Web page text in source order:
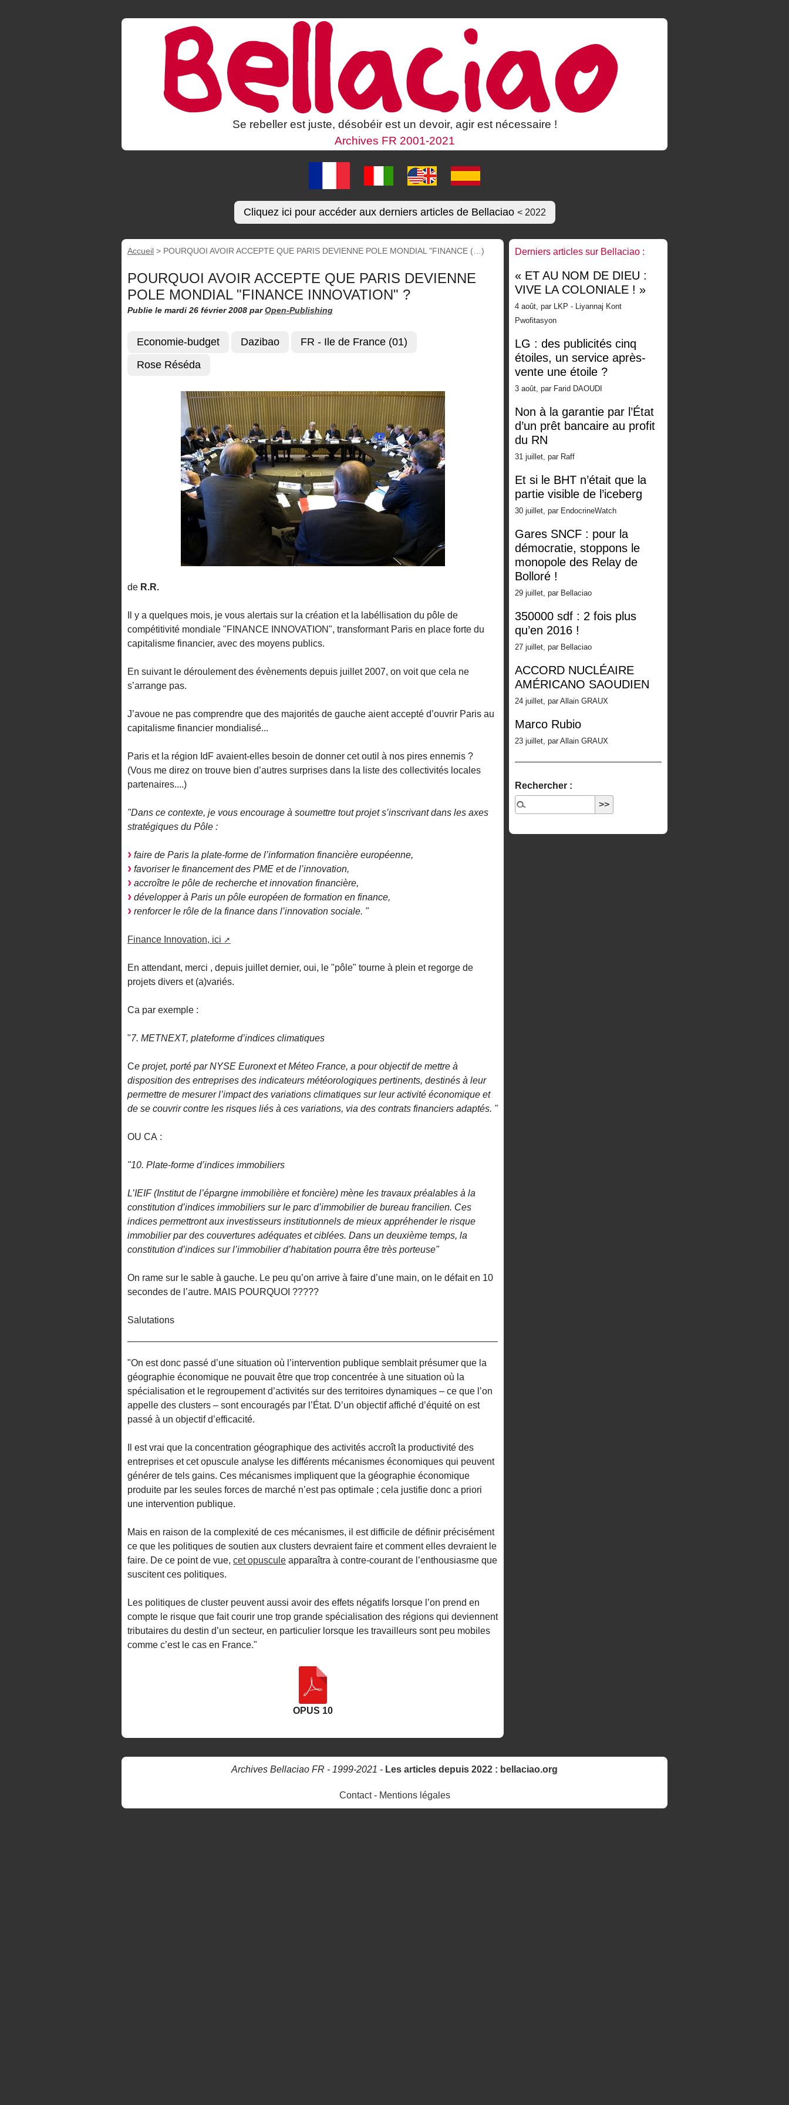
Se rebeller est juste, désobéir est un devoir, agir est nécessaire !
Archives FR 2001-2021
Cliquez ici pour accéder aux derniers articles de Bellaciao < 2022
Accueil > POURQUOI AVOIR ACCEPTE QUE PARIS DEVIENNE POLE MONDIAL "FINANCE (…)
POURQUOI AVOIR ACCEPTE QUE PARIS DEVIENNE
POLE MONDIAL "FINANCE INNOVATION" ?
Publie le mardi 26 février 2008 parOpen-Publishing
Economie-budget Dazibao
FR - Ile de France (01)
Rose Réséda
de R.R.
Il y a quelques mois, je vous alertais sur la création et la labéllisation du pôle de
compétitivité mondiale "FINANCE INNOVATION", transformant Paris en place forte du
capitalisme financier, avec des moyens publics.
En suivant le déroulement des évènements depuis juillet 2007, on voit que cela ne
s’arrange pas.
J’avoue ne pas comprendre que des majorités de gauche aient accepté d’ouvrir Paris au
capitalisme financier mondialisé...
Paris et la région IdF avaient-elles besoin de donner cet outil à nos pires ennemis ?
(Vous me direz on trouve bien d’autres surprises dans la liste des collectivités locales
partenaires....)
"Dans ce contexte, je vous encourage à soumettre tout projet s’inscrivant dans les axes
stratégiques du Pôle :
faire de Paris la plate-forme de l’information financière européenne,
favoriser le financement des PME et de l’innovation,
accroître le pôle de recherche et innovation financière,
développer à Paris un pôle européen de formation en finance,
renforcer le rôle de la finance dans l’innovation sociale. "
Finance Innovation, ici
En attendant, merci , depuis juillet dernier, oui, le "pôle" tourne à plein et regorge de
projets divers et (a)variés.
Ca par exemple :
"7. METNEXT, plateforme d’indices climatiques
Ce projet, porté par NYSE Euronext et Méteo France, a pour objectif de mettre à
disposition des entreprises des indicateurs météorologiques pertinents, destinés à leur
permettre de mesurer l’impact des variations climatiques sur leur activité économique et
de se couvrir contre les risques liés à ces variations, via des contrats financiers adaptés. "
OU CA :
"10. Plate-forme d’indices immobiliers
L’IEIF (Institut de l’épargne immobilière et foncière) mène les travaux préalables à la
constitution d’indices immobiliers sur le parc d’immobilier de bureau francilien. Ces
indices permettront aux investisseurs institutionnels de mieux appréhender le risque
immobilier par des couvertures adéquates et ciblées. Dans un deuxième temps, la
constitution d’indices sur l’immobilier d’habitation pourra être très porteuse"
On rame sur le sable à gauche. Le peu qu’on arrive à faire d’une main, on le défait en 10
secondes de l’autre. MAIS POURQUOI ?????
Salutations
"On est donc passé d’une situation où l’intervention publique semblait présumer que la
géographie économique ne pouvait être que trop concentrée à une situation où la
spécialisation et le regroupement d’activités sur des territoires dynamiques – ce que l’on
appelle des clusters – sont encouragés par l’État. D’un objectif affiché d’équité on est
passé à un objectif d’efficacité.
Il est vrai que la concentration géographique des activités accroît la productivité des
entreprises et cet opuscule analyse les différents mécanismes économiques qui peuvent
générer de tels gains. Ces mécanismes impliquent que la géographie économique
produite par les seules forces de marché n’est pas optimale ; cela justifie donc a priori
une intervention publique.
Mais en raison de la complexité de ces mécanismes, il est difficile de définir précisément
ce que les politiques de soutien aux clusters devraient faire et comment elles devraient le
faire. De ce point de vue, cet opuscule apparaîtra à contre-courant de l’enthousiasme que
suscitent ces politiques.
Les politiques de cluster peuvent aussi avoir des effets négatifs lorsque l’on prend en
compte le risque que fait courir une trop grande spécialisation des régions qui deviennent
tributaires du destin d’un secteur, en particulier lorsque les travailleurs sont peu mobiles
comme c’est le cas en France."
OPUS 10
Derniers articles sur Bellaciao :
« ET AU NOM DE DIEU :
VIVE LA COLONIALE ! »
4 août, par LKP - Liyannaj Kont
Pwofitasyon
LG : des publicités cinq
étoiles, un service après-
vente une étoile ?
3 août, par Farid DAOUDI
Non à la garantie par l’État
d’un prêt bancaire au profit
du RN
31 juillet, par Raff
Et si le BHT n’était que la
partie visible de l’iceberg
30 juillet, par EndocrineWatch
Gares SNCF : pour la
démocratie, stoppons le
monopole des Relay de
Bolloré !
29 juillet, par Bellaciao
350000 sdf : 2 fois plus
qu’en 2016 !
27 juillet, par Bellaciao
ACCORD NUCLÉAIRE
AMÉRICANO SAOUDIEN
24 juillet, par Allain GRAUX
Marco Rubio
23 juillet, par Allain GRAUX
Rechercher :
Archives Bellaciao FR - 1999-2021 - Les articles depuis 2022 : bellaciao.org
Contact- Mentions légales